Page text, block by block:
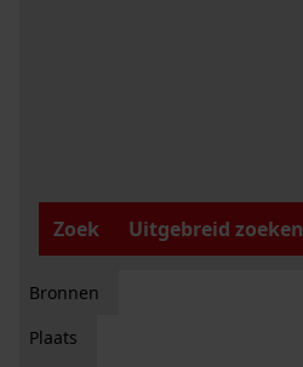
Zoek
Uitgebreid zoeken
Bronnen
Plaats